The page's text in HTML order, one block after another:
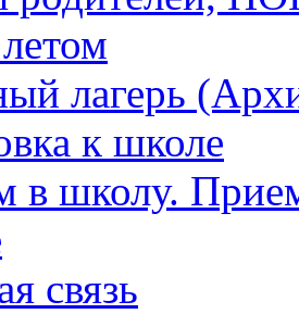
лагерь
к школе
в школу.
связь